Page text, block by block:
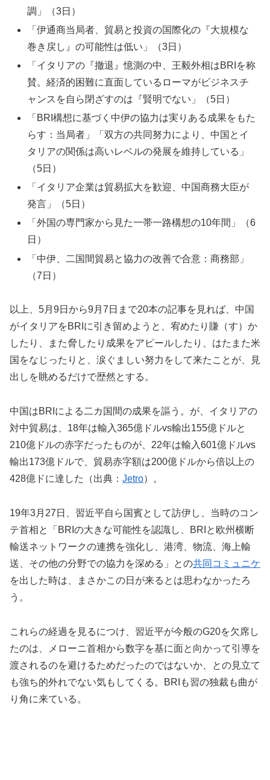
調」（3日）
「伊通商当局者、貿易と投資の国際化の『大規模な
巻き戻し』の可能性は低い」（3日）
「イタリアの『撤退』憶測の中、王毅外相はBRIを称
賛。経済的困難に直面しているローマがビジネスチ
ャンスを自ら閉ざすのは『賢明でない」（5日）
「BRI構想に基づく中伊の協力は実りある成果をもた
らす：当局者」「双方の共同努力により、中国とイ
タリアの関係は高いレベルの発展を維持している」
（5日）
「イタリア企業は貿易拡大を歓迎、中国商務大臣が
発言」（5日）
「外国の専門家から見た一帯一路構想の10年間」（6
日）
「中伊、二国間貿易と協力の改善で合意：商務部」
（7日）
以上、5月9日から9月7日まで20本の記事を見れば、中国
がイタリアをBRIに引き留めようと、宥めたり賺（す）か
したり、また脅したり成果をアピールしたり、はたまた米
国をなじったりと、涙ぐましい努力をして来たことが、見
出しを眺めるだけで歴然とする。
中国はBRIによる二カ国間の成果を謳う。が、イタリアの
対中貿易は、18年は輸入365億ドルvs輸出155億ドルと
210億ドルの赤字だったものが、22年は輸入601億ドルvs
輸出173億ドルで、貿易赤字額は200億ドルから倍以上の
428億ドに達した（出典： Jetro）。
19年3月27日、習近平自ら国賓として訪伊し、当時のコン
テ首相と「BRIの大きな可能性を認識し、BRIと欧州横断
輸送ネットワークの連携を強化し、港湾、物流、海上輸
送、その他の分野での協力を深める」との共同コミュニケ
を出した時は、まさかこの日が来るとは思わなかったろ
う。
これらの経過を見るにつけ、習近平が今般のG20を欠席し
たのは、メローニ首相から数字を基に面と向かって引導を
渡されるのを避けるためだったのではないか、との見立て
も強ち的外れでない気もしてくる。BRIも習の独裁も曲が
り角に来ている。